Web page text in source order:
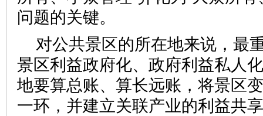
问题的关键。
对公共景区的所在地来说，最
景区利益政府化、政府利益私人
地要算总账、算长远账，将景区
一环，并建立关联产业的利益共